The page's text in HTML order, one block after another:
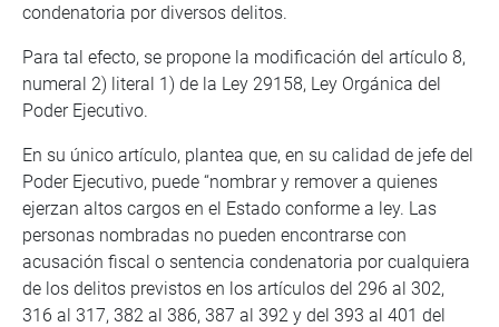
condenatoria por diversos delitos.
Para tal efecto, se propone la modificación del artículo 8,
numeral 2) literal 1) de la Ley 29158, Ley Orgánica del
Poder Ejecutivo.
En su único artículo, plantea que, en su calidad de jefe del
Poder Ejecutivo, puede “nombrar y remover a quienes
ejerzan altos cargos en el Estado conforme a ley. Las
personas nombradas no pueden encontrarse con
acusación fiscal o sentencia condenatoria por cualquiera
de los delitos previstos en los artículos del 296 al 302,
316 al 317, 382 al 386, 387 al 392 y del 393 al 401 del